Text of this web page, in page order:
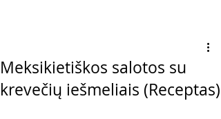
Meksikietiškos salotos su
krevečių iešmeliais (Receptas)